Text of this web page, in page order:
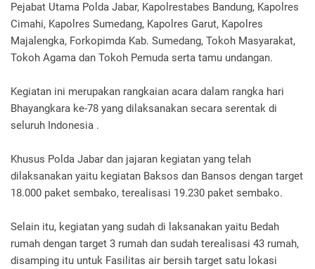
Pejabat Utama Polda Jabar, Kapolrestabes Bandung, Kapolres
Cimahi, Kapolres Sumedang, Kapolres Garut, Kapolres
Majalengka, Forkopimda Kab. Sumedang, Tokoh Masyarakat,
Tokoh Agama dan Tokoh Pemuda serta tamu undangan.
Kegiatan ini merupakan rangkaian acara dalam rangka hari
Bhayangkara ke-78 yang dilaksanakan secara serentak di
seluruh Indonesia .
Khusus Polda Jabar dan jajaran kegiatan yang telah
dilaksanakan yaitu kegiatan Baksos dan Bansos dengan target
18.000 paket sembako, terealisasi 19.230 paket sembako.
Selain itu, kegiatan yang sudah di laksanakan yaitu Bedah
rumah dengan target 3 rumah dan sudah terealisasi 43 rumah,
disamping itu untuk Fasilitas air bersih target satu lokasi